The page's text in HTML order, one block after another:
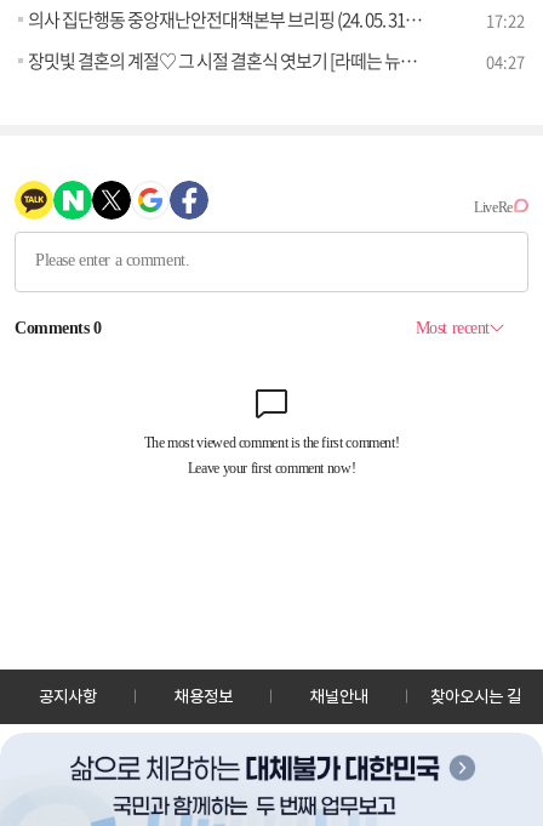
의사 집단행동 중앙재난안전대책본부 브리핑 (24. 05. 31. 11시) 17:22
장밋빛 결혼의 계절♡ 그 시절 결혼식 엿보기 [라떼는 뉴우스] 04:27
공지사항 채용정보 채널안내 찾아오시는 길
30128 세종특별자치시 정부2청사로 13 한국정책방송원 KTV
TEL: 044-204-8000
Copyrightⓒ KTV 국민방송 All Rights Reserved.